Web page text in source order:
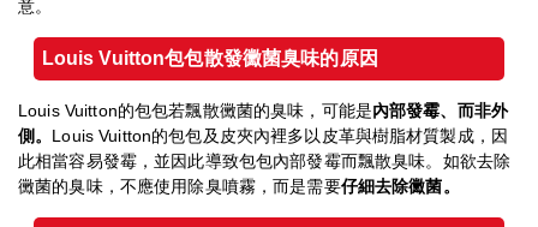
意。
Louis Vuitton包包散發黴菌臭味的原因
Louis Vuitton的包包若飄散黴菌的臭味，可能是內部發霉、而非外
側。 Louis Vuitton的包包及皮夾內裡多以皮革與樹脂材質製成，因
此相當容易發霉，並因此導致包包內部發霉而飄散臭味。如欲去除
黴菌的臭味，不應使用除臭噴霧，而是需要仔細去除黴菌。